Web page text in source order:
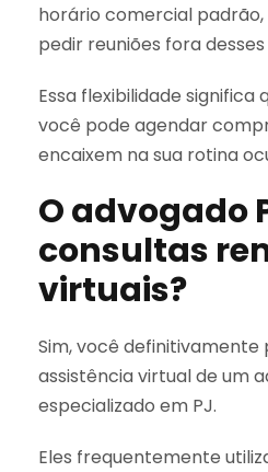
horário comercial
pedir reuniões fora
Essa flexibilidade significa
você pode agendar
encaixem na sua rotina
O advogado
consultas
virtuais?
Sim, você
assistência virtual de um
especializado em PJ.
Eles frequentemente